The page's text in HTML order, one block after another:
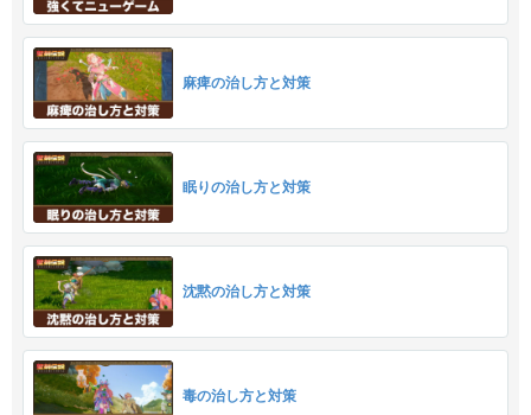
麻痺の治し方と対策
眠りの治し方と対策
沈黙の治し方と対策
毒の治し方と対策